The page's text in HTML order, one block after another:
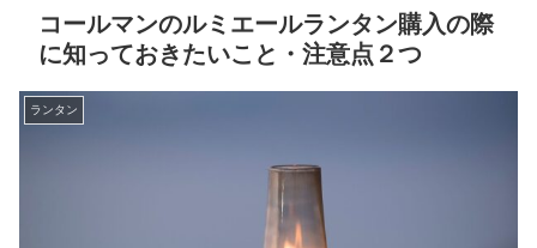
コールマンのルミエールランタン購入の際
に知っておきたいこと・注意点２つ
ランタン